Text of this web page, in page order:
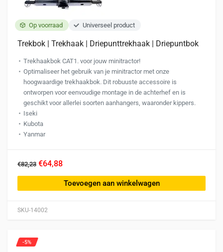
Op voorraad Universeel product
SKU-14002
Trekbok | Trekhaak | Driepunttrekhaak | Driepuntbok
Trekhaakbok CAT1. voor jouw minitractor!
Optimaliseer het gebruik van je minitractor met onze
hoogwaardige trekhaakbok. Dit robuuste accessoire is
ontworpen voor eenvoudige montage in de achterhef en is
geschikt voor allerlei soorten aanhangers, waaronder kippers.
Iseki
Kubota
Yanmar
€82,23 €64,88
Toevoegen aan winkelwagen
-5%